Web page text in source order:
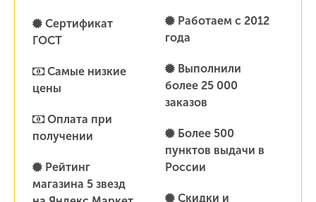
Сертификат
ГОСТ
Самые низкие
цены
Оплата при
получении
Рейтинг
магазина 5 звезд
Работаем с 2012
года
Выполнили
более 25 000
заказов
Более 500
пунктов выдачи в
России
Скидки и